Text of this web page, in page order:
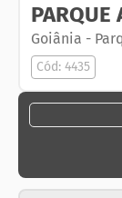
PARQUE
Goiânia -
Cód: 4435